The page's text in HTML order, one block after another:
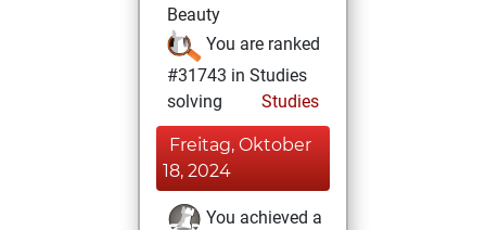
Beauty
You are ranked
#31743 in Studies
solving
Studies
Freitag, Oktober
18, 2024
You achieved a